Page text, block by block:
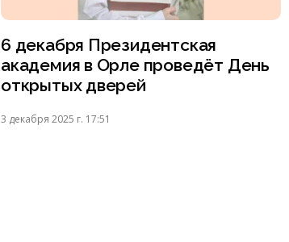
6 декабря Президентская
академия в Орле проведёт День
открытых дверей
3 декабря 2025 г. 17:51